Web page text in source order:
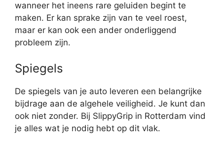
wanneer het ineens rare geluiden begint te
maken. Er kan sprake zijn van te veel roest,
maar er kan ook een ander onderliggend
probleem zijn.
Spiegels
De spiegels van je auto leveren een belangrijke
bijdrage aan de algehele veiligheid. Je kunt dan
ook niet zonder. Bij SlippyGrip in Rotterdam vind
je alles wat je nodig hebt op dit vlak.